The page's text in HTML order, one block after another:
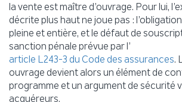
la vente est maître d’ouvrage. Pour lui,
décrite plus haut ne joue pas :
pleine et entière, et le défaut de
sanction pénale prévue par l’
article L243-3 du Code des assurances.
ouvrage devient alors un élément de
programme et un argument de sécurité
acquéreurs.